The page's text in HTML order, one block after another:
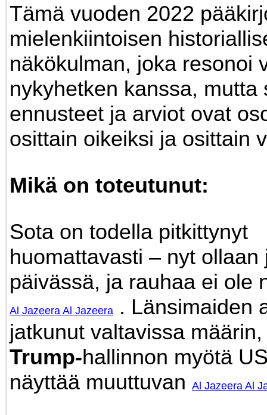
Tämä vuoden 2022
mielenkiintoisen
näkökulman, joka resonoi
nykyhetken kanssa, mutta
ennusteet ja arviot ovat
osittain oikeiksi ja osittain
Mikä on toteutunut:
Sota on todella pitkittynyt
huomattavasti – nyt ollaan
päivässä, ja rauhaa ei ole
Al Jazeera Al Jazeera
. Länsimaiden
jatkunut valtavissa
Trump-hallinnon myötä
näyttää muuttuvan Al Jazeera Al